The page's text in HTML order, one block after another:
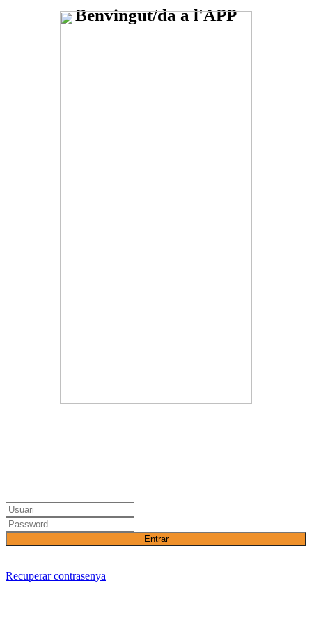
Benvingut/da a l'APP
Entrar
Recuperar contrasenya